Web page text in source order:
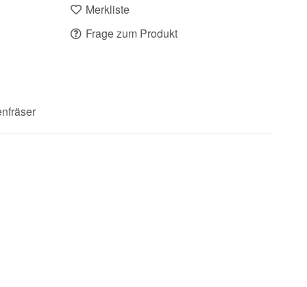
Merkliste
Frage zum Produkt